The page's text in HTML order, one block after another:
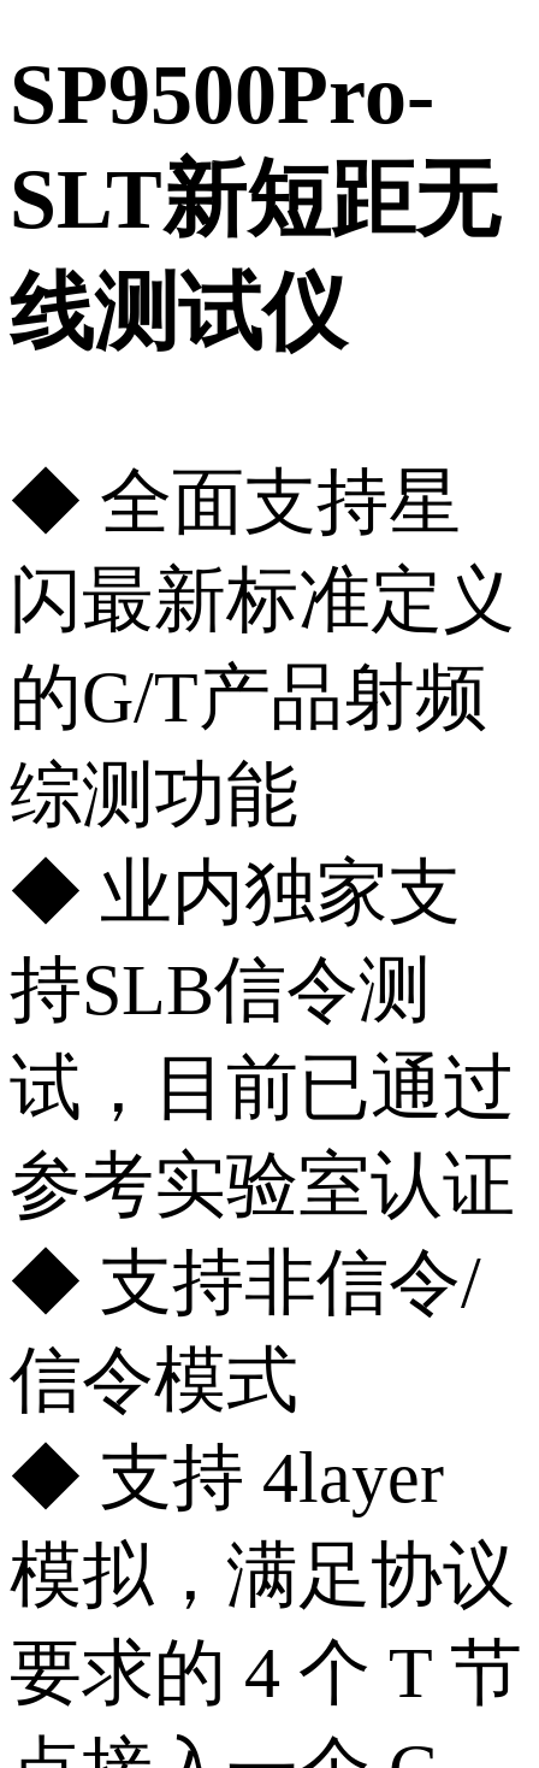
SP9500Pro-
SLT新短距无
线测试仪
◆ 全面支持星
闪最新标准定义
的G/T产品射频
综测功能
◆ 业内独家支
持SLB信令测
试，目前已通过
参考实验室认证
◆ 支持非信令/
信令模式
◆ 支持 4layer
模拟，满足协议
要求的 4 个 T 节